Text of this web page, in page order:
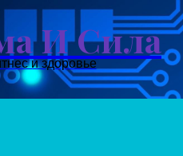
И Сила
и здоровье